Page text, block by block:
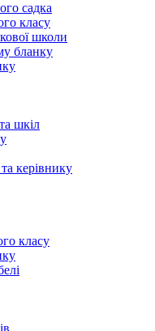
садка
класу
школи
бланку
шкіл
керівнику
класу